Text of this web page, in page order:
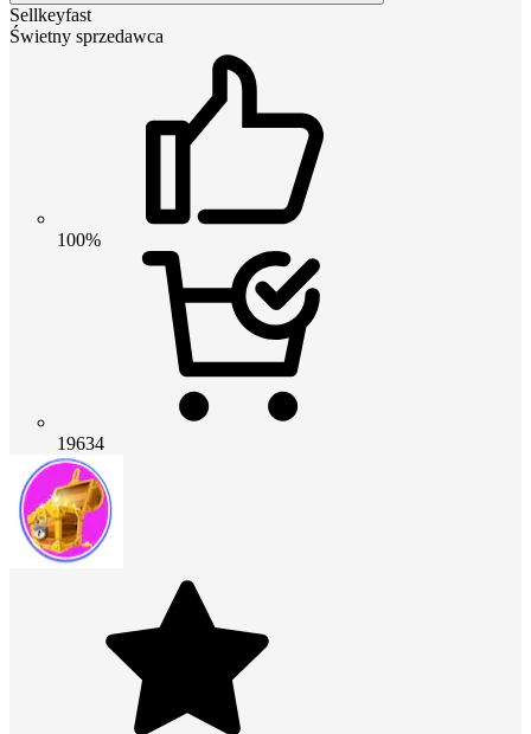
Sellkeyfast
Świetny sprzedawca
100%
19634